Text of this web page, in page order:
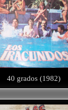
40 grados (1982)